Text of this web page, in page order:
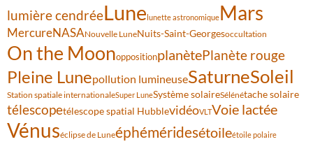
lumière cendréeLunelunette astronomiqueMars
MercureNASANouvelle LuneNuits-Saint-Georgesoccultation
On the MoonoppositionplanètePlanète rouge
Pleine Lunepollution lumineuseSaturneSoleil
Station spatiale internationaleSuper LuneSystème solaireSélénétache solaire
télescopetélescope spatial HubblevidéoVLTVoie lactée
Vénuséclipse de Luneéphéméridesétoileétoile polaire